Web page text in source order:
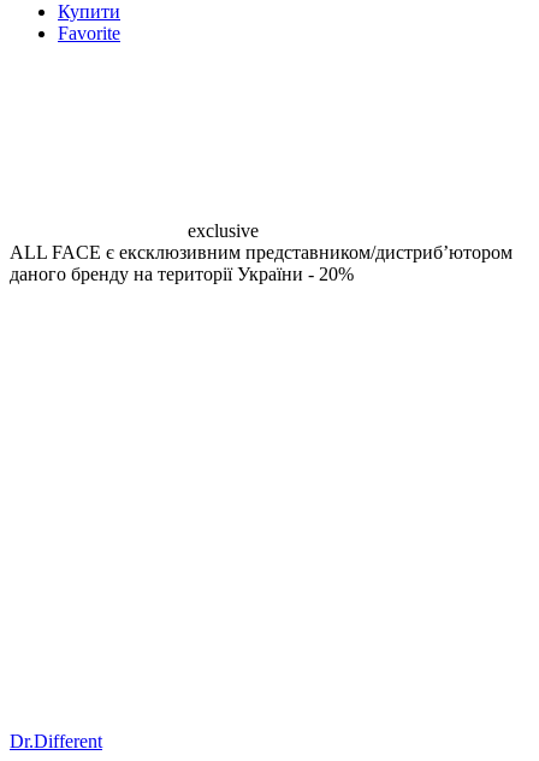
Купити
Favorite
exclusive
ALL FACE є ексклюзивним представником/дистрибʼютором
даного бренду на території України - 20%
Dr.Different